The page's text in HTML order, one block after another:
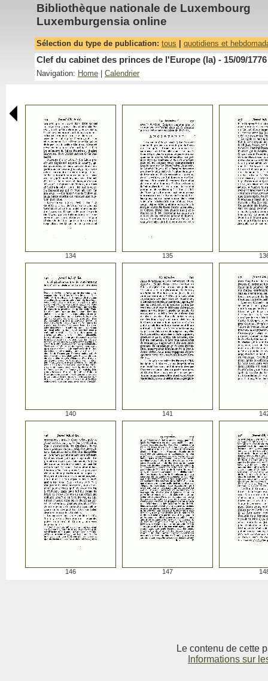
Bibliothèque nationale de Luxembourg
Luxemburgensia online
Sélection du type de publication: tous quotidiens et
Clef du cabinet des princes de l'Europe (la) - 15/09/1776
Navigation: Home Calendrier
134 135
140 141
146 147
Le contenu de cette
Informations sur